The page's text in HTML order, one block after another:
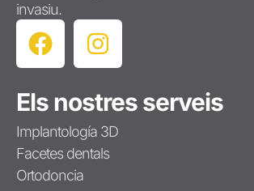
invasiu.
Els nostres serveis
Implantología 3D
Facetes dentals
Ortodoncia